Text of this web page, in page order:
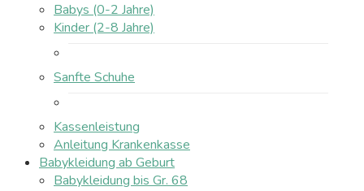
Babys (0-2 Jahre)
Kinder (2-8 Jahre)
Sanfte Schuhe
Kassenleistung
Anleitung Krankenkasse
Babykleidung ab Geburt
Babykleidung bis Gr. 68